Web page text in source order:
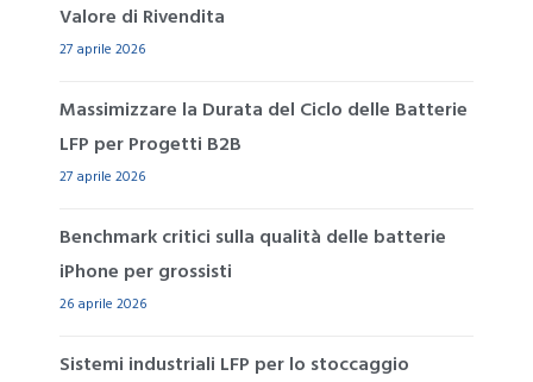
Valore di Rivendita
27 aprile 2026
Massimizzare la Durata del Ciclo delle Batterie
LFP per Progetti B2B
27 aprile 2026
Benchmark critici sulla qualità delle batterie
iPhone per grossisti
26 aprile 2026
Sistemi industriali LFP per lo stoccaggio